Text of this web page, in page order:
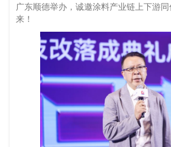
广东顺德举办，诚邀涂料产业链上下游
来！